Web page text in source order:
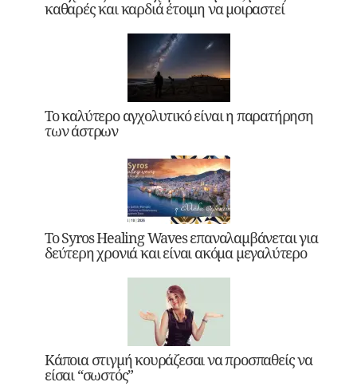
καθαρές και καρδιά έτοιμη να μοιραστεί
Το καλύτερο αγχολυτικό είναι η παρατήρηση
των άστρων
Το Syros Healing Waves επαναλαμβάνεται για
δεύτερη χρονιά και είναι ακόμα μεγαλύτερο
Κάποια στιγμή κουράζεσαι να προσπαθείς να
είσαι “σωστός”